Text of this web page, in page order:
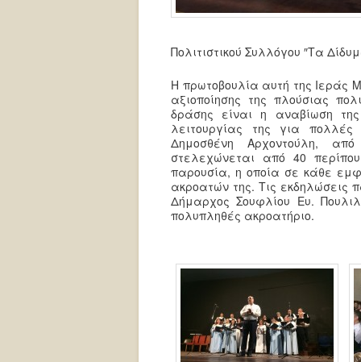
Πολιτιστικού Συλλόγου ″Τα
Η πρωτοβουλία αυτή της Ιεράς
αξιοποίησης της πλούσιας
δράσης είναι η αναβίωση
λειτουργίας της για
Δημοσθένη Αρχοντούλη,
στελεχώνεται από 40
παρουσία, η οποία σε κάθε
ακροατών της. Τις εκδηλώσεις
Δήμαρχος Σουφλίου Ευ.
πολυπληθές ακροατήριο.